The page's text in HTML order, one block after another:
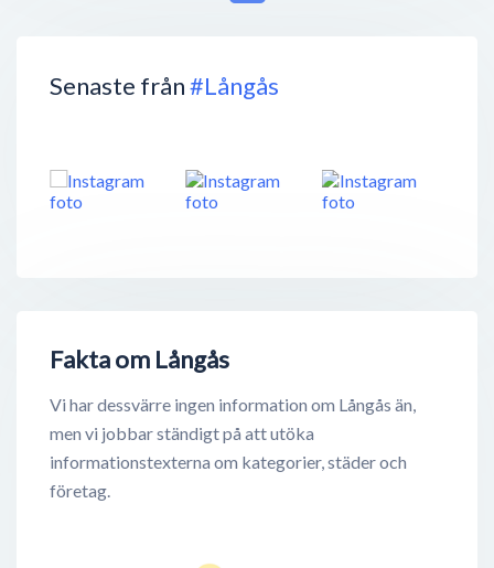
Senaste från#Långås
Fakta om Långås
Vi har dessvärre ingen information om Långås än,
men vi jobbar ständigt på att utöka
informationstexterna om kategorier, städer och
företag.